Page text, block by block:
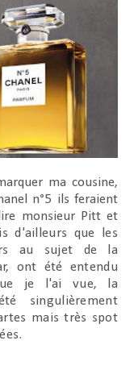
ma cousine,
n°5 ils feraient
monsieur Pitt et
d'ailleurs que les
au sujet de la
ont été entendu
je l'ai vue, la
singulièrement
mais très spot